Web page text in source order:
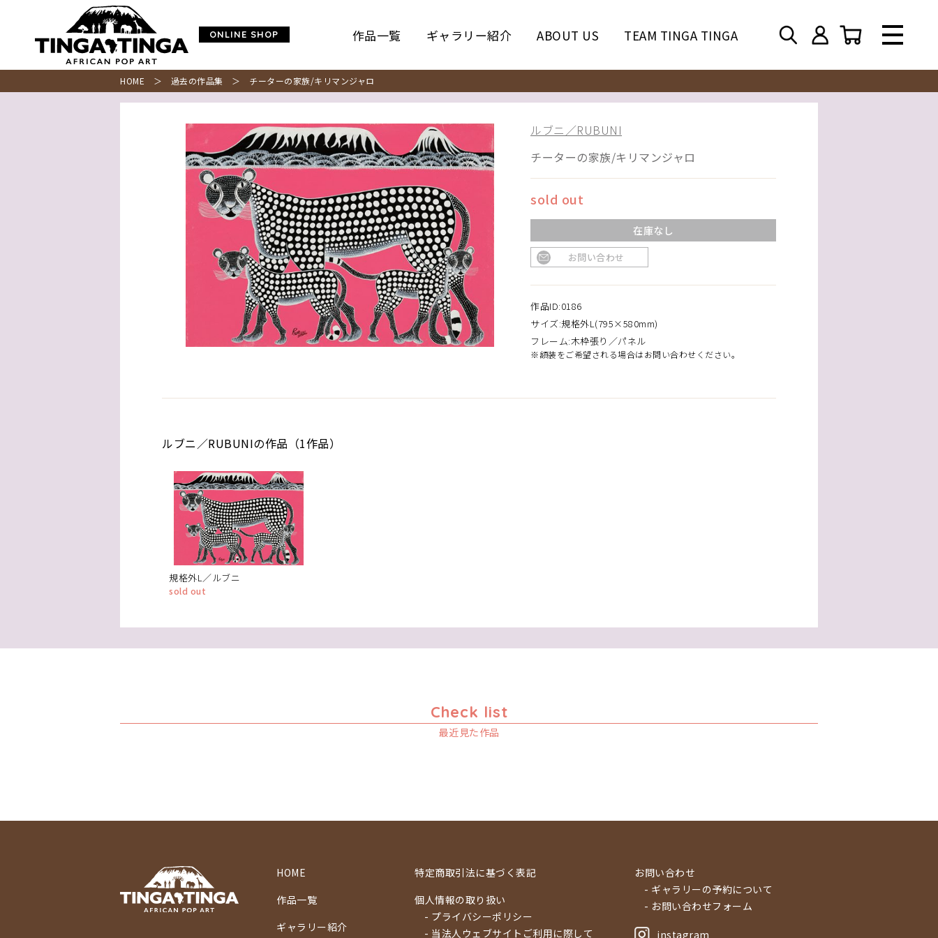
ONLINE SHOP 作品一覧 ギャラリー紹介 ABOUT US TEAM TINGA TINGA
HOME ＞ 過去の作品集 ＞ チーターの家族/キリマンジャロ
ルブニ／RUBUNI
チーターの家族/キリマンジャロ
sold out
在庫なし
お問い合わせ
作品ID:0186
サイズ:規格外L(795×580mm)
フレーム:木枠張り／パネル
※額装をご希望される場合はお問い合わせください。
ルブニ／RUBUNIの作品（1作品）
規格外L／ルブニ
sold out
Check list
最近見た作品
HOME
作品一覧
ギャラリー紹介
特定商取引法に基づく表記
個人情報の取り扱い
- プライバシーポリシー
- 当法人ウェブサイトご利用に際して
お問い合わせ
- ギャラリーの予約について
- お問い合わせフォーム
instagram